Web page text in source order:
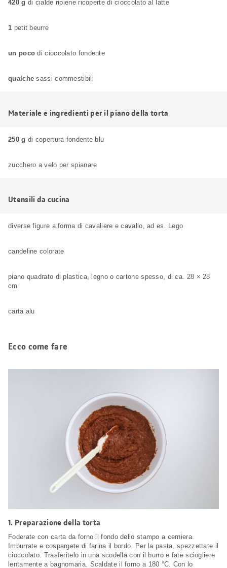
420 g di cialde ripiene ricoperte di cioccolato al latte
1 petit beurre
un poco di cioccolato fondente
qualche sassi commestibili
Materiale e ingredienti per il piano della torta
250 g di copertura fondente blu
zucchero a velo per spianare
Utensili da cucina
diverse figure a forma di cavaliere e cavallo, ad es. Lego
candeline colorate
piano quadrato di plastica, legno o cartone spesso, di ca. 28 × 28
cm
carta alu
Ecco come fare
1. Preparazione della torta
Foderate con carta da forno il fondo dello stampo a cerniera.
Imburrate e cospargete di farina il bordo. Per la pasta, spezzettate il
cioccolato. Trasferitelo in una scodella con il burro e fate sciogliere
lentamente a bagnomaria. Scaldate il forno a 180 °C. Con lo